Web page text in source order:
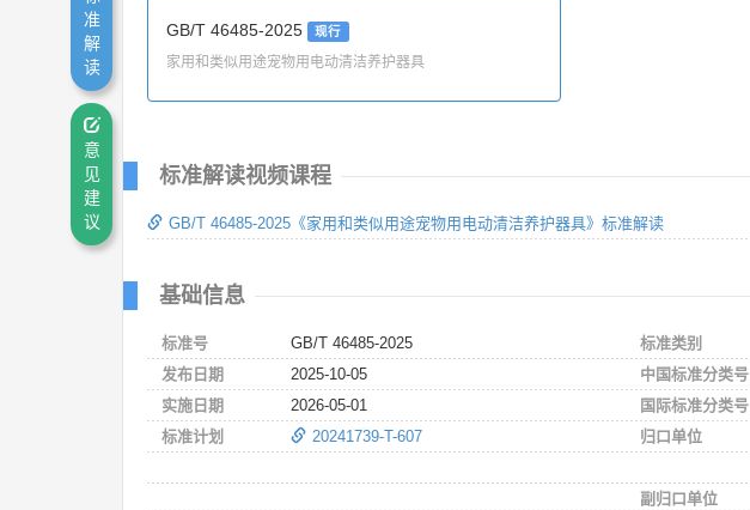
GB/T 46485-2025 现行
家用和类似用途宠物用电动清洁养护器具
标准解读视频课程
GB/T 46485-2025《家用和类似用途宠物用电动清洁养护器具》标准解读
基础信息
标准号
GB/T 46485-2025
发布日期
2025-10-05
实施日期
2026-05-01
标准计划
20241739-T-607
标准类别
中国标准分类号
国际标准分类号
归口单位
副归口单位
准
解
读
意
见
建
议